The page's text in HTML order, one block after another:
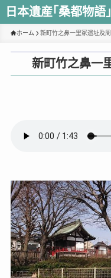
日本遺産｢桑都物語
ホーム 新町竹之鼻一里冢遗址及
新町竹之鼻一